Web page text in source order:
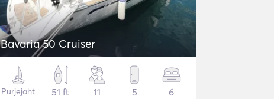
Bavaria 50 Cruiser
Purjejaht
51 ft
11 5 6